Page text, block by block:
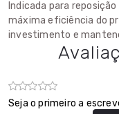
Indicada para
máxima eficiência do
investimento e
Seja o primeiro a